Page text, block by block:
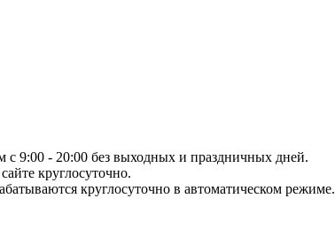
с 9:00 - 20:00 без выходных и праздничных дней.
круглосуточно.
круглосуточно в автоматическом режиме.